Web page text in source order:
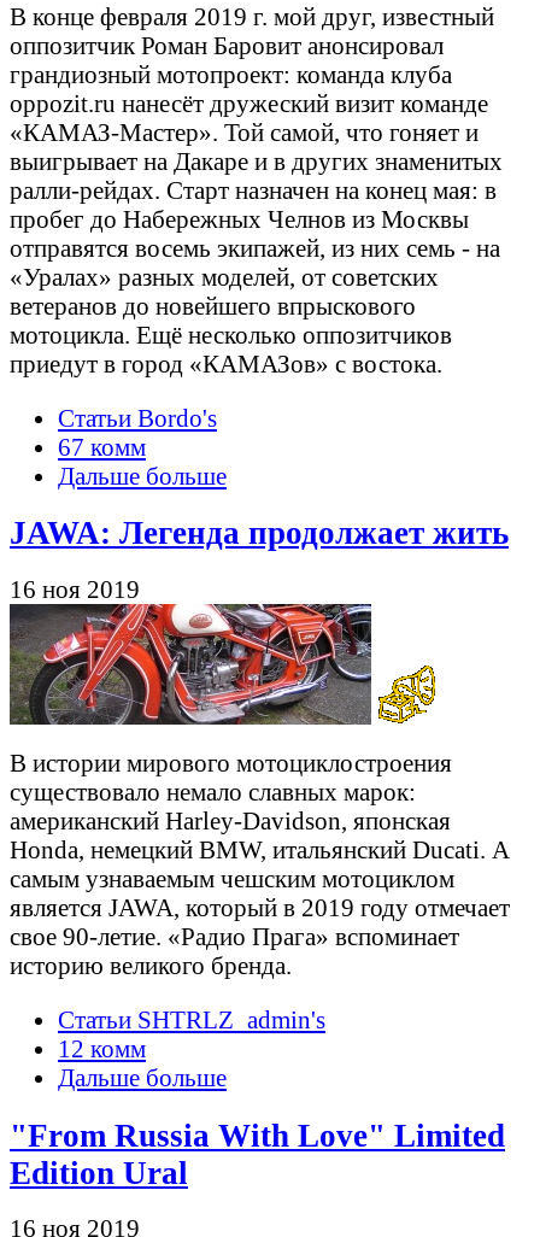
В конце февраля 2019 г. мой друг, известный
оппозитчик Роман Баровит анонсировал
грандиозный мотопроект: команда клуба
oppozit.ru нанесёт дружеский визит команде
«КАМАЗ-Мастер». Той самой, что гоняет и
выигрывает на Дакаре и в других знаменитых
ралли-рейдах. Старт назначен на конец мая: в
пробег до Набережных Челнов из Москвы
отправятся восемь экипажей, из них семь - на
«Уралах» разных моделей, от советских
ветеранов до новейшего впрыскового
мотоцикла. Ещё несколько оппозитчиков
приедут в город «КАМАЗов» с востока.
Статьи Bordo's
67 комм
Дальше больше
JAWA: Легенда продолжает жить
16 ноя 2019
В истории мирового мотоциклостроения
существовало немало славных марок:
американский Harley-Davidson, японская
Honda, немецкий BMW, итальянский Ducati. А
самым узнаваемым чешским мотоциклом
является JAWA, который в 2019 году отмечает
свое 90-летие. «Радио Прага» вспоминает
историю великого бренда.
Статьи SHTRLZ_admin's
12 комм
Дальше больше
"From Russia With Love" Limited
Edition Ural
16 ноя 2019